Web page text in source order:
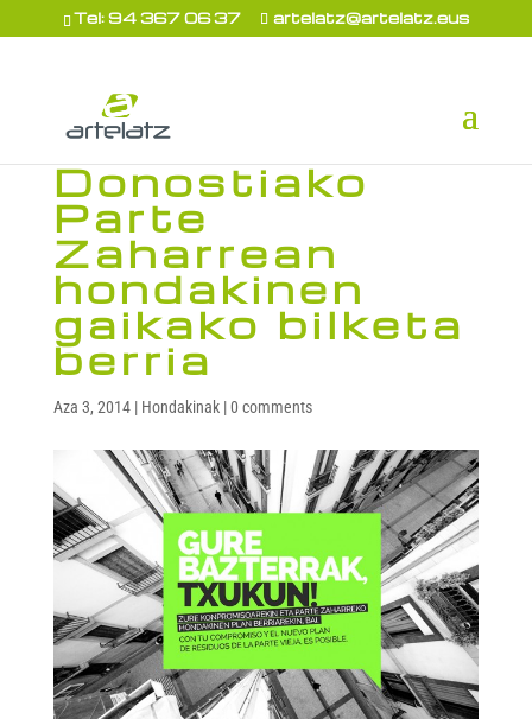
Tel: 94 367 06 37 artelatz@artelatz.eus
Donostiako
Parte
Zaharrean
hondakinen
gaikako bilketa
berria
Aza 3, 2014| Hondakinak|0 comments